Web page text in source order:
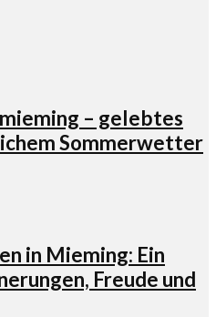
– gelebtes
Sommerwetter
in Mieming: Ein
Freude und